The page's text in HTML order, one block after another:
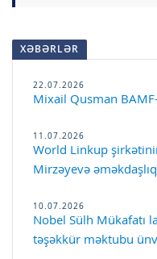
XƏBƏRLƏR
22.07.2026
Mixail Qusman
11.07.2026
World Linkup
Mirzəyevə
10.07.2026
Nobel Sülh Mükafatı
təşəkkür məktubu